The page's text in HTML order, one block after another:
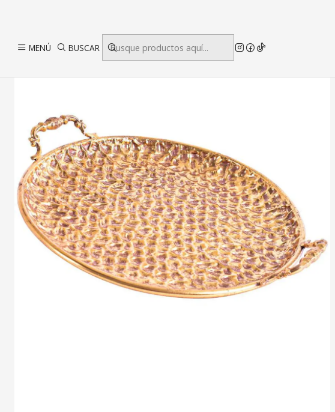
MENÚ BUSCAR